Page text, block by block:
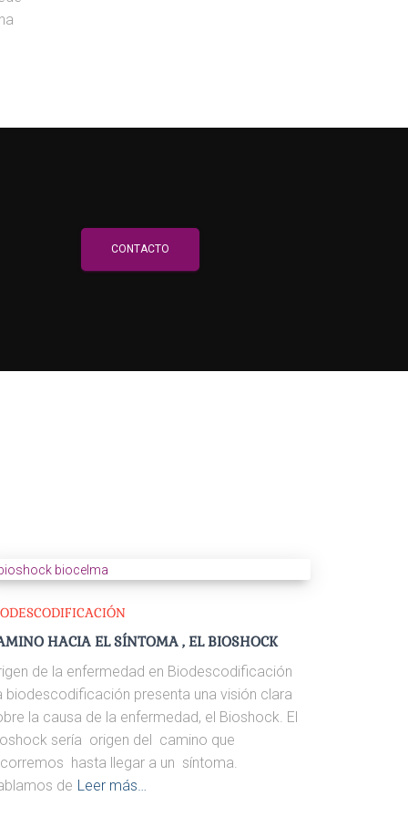
CONTACTO
HACIA EL SÍNTOMA , EL BIOSHOCK
de la enfermedad en Biodescodificación
biodescodificación presenta una visión clara
la causa de la enfermedad, el Bioshock. El
sería origen del camino que
hasta llegar a un síntoma.
de Leer más…